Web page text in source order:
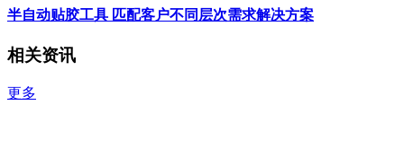
半自动贴胶工具 匹配客户不同层次需求解决方案
相关资讯
更多